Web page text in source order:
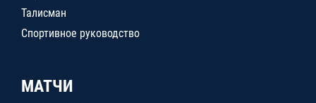
Талисман
Спортивное руководство
МАТЧИ